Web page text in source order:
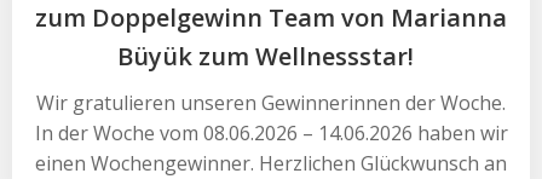
zum Doppelgewinn Team von Marianna
Büyük zum Wellnessstar!
Wir gratulieren unseren Gewinnerinnen der Woche.
In der Woche vom 08.06.2026 – 14.06.2026 haben wir
einen Wochengewinner. Herzlichen Glückwunsch an